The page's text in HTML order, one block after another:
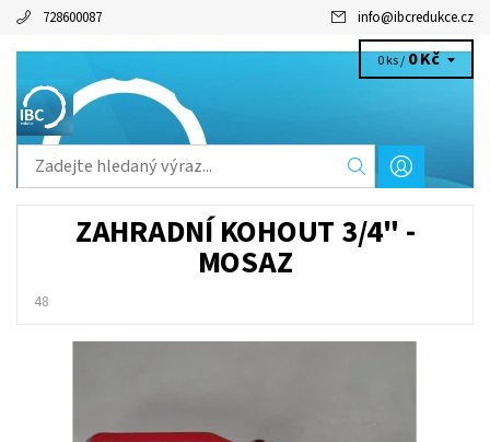
728600087 info@ibcredukce.cz
0 ks /0 Kč
ZAHRADNÍ KOHOUT 3/4" -
MOSAZ
48